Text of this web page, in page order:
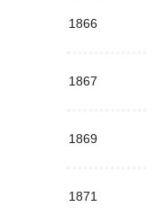
1866
1867
1869
1871